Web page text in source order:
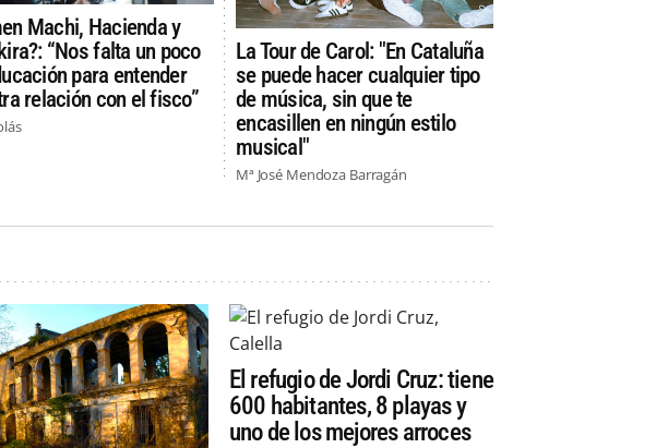
Machi, Hacienda y
“Nos falta un poco
para entender
relación con el fisco”
La Tour de Carol: "En Cataluña
se puede hacer cualquier tipo
de música, sin que te
encasillen en ningún estilo
musical"
Mª José Mendoza Barragán
El refugio de Jordi Cruz: tiene
600 habitantes, 8 playas y
uno de los mejores arroces